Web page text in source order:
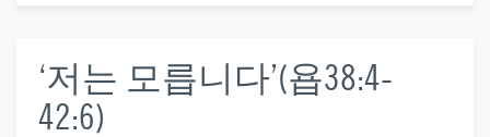
‘저는 모릅니다’(욥38:4-
42:6)